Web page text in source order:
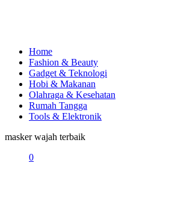
Home
Fashion & Beauty
Gadget & Teknologi
Hobi & Makanan
Olahraga & Kesehatan
Rumah Tangga
Tools & Elektronik
masker wajah terbaik
0